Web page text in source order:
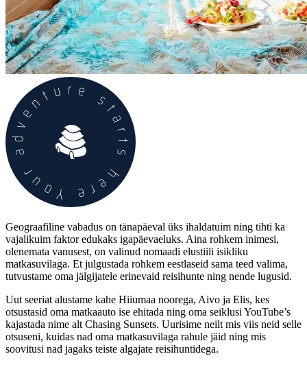
Geograafiline vabadus on tänapäeval üks ihaldatuim ning tihti ka
vajalikuim faktor edukaks igapäevaeluks. Aina rohkem inimesi,
olenemata vanusest, on valinud nomaadi elustiili isikliku
matkasuvilaga. Et julgustada rohkem eestlaseid sama teed valima,
tutvustame oma jälgijatele erinevaid reisihunte ning nende lugusid.
Uut seeriat alustame kahe Hiiumaa noorega, Aivo ja Elis, kes
otsustasid oma matkaauto ise ehitada ning oma seiklusi YouTube’s
kajastada nime alt Chasing Sunsets. Uurisime neilt mis viis neid selle
otsuseni, kuidas nad oma matkasuvilaga rahule jäid ning mis
soovitusi nad jagaks teiste algajate reisihuntidega.